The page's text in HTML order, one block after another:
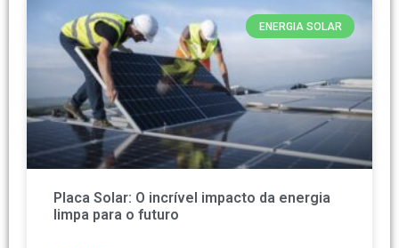
ENERGIA SOLAR
Placa Solar: O incrível impacto da energia
limpa para o futuro